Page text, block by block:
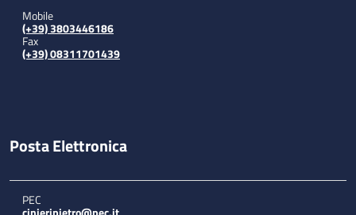
Mobile
(+39) 3803446186
Fax
(+39) 08311701439
Posta Elettronica
PEC